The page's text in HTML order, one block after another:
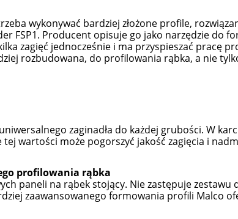
wykonywać bardziej złożone profile,
FSP1. Producent opisuje go jako narzędzie do
zagięć jednocześnie i ma przyspieszać pracę
rozbudowana, do profilowania rąbka, a nie
zaginadła do każdej grubości. W
wartości może pogorszyć jakość zagięcia i
profilowania rąbka
paneli na rąbek stojący. Nie zastępuje
zaawansowanego formowania profili Malco